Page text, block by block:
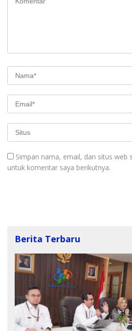
Simpan nama, email, dan situs web
untuk komentar saya berikutnya.
Berita Terbaru